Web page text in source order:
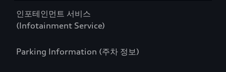
인포테인먼트 서비스
(Infotainment Service)
Parking Information (주차 정보)